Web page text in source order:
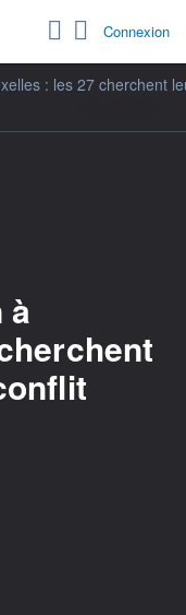
Connexion
: les 27 cherchent
à